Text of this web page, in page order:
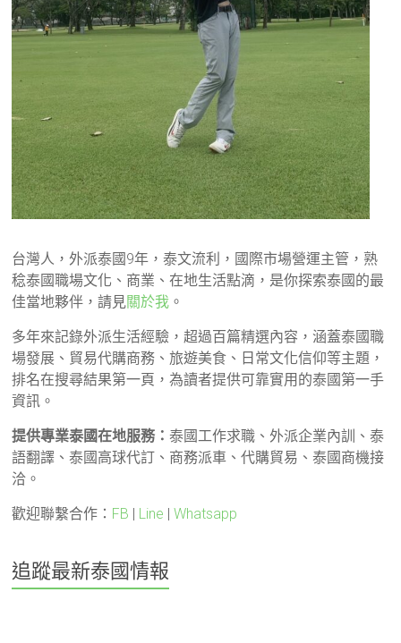
台灣人，外派泰國9年，泰文流利，國際市場營運主管，熟
稔泰國職場文化、商業、在地生活點滴，是你探索泰國的最
佳當地夥伴，請見關於我 。
多年來記錄外派生活經驗，超過百篇精選內容，涵蓋泰國職
場發展、貿易代購商務、旅遊美食、日常文化信仰等主題，
排名在搜尋結果第一頁，為讀者提供可靠實用的泰國第一手
資訊。
提供專業泰國在地服務：泰國工作求職、外派企業內訓、泰
語翻譯、泰國高球代訂、商務派車、代購貿易、泰國商機接
洽。
歡迎聯繫合作： FB | Line |Whatsapp
追蹤最新泰國情報